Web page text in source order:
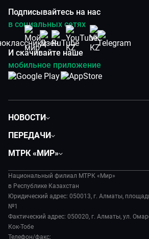
Подписывайтесь на нас
в социальных сетях
И скачивайте наше
мобильное приложение
НОВОСТИ
Экономика
Происшествия
Наука и технологии
Здоровье и медицина
Спорт
Авто
ПЕРЕДАЧИ
Вместе выгодно
Евразия. Культурно
Евразия. Регионы
Наши иностранцы
Пять причин поехать в...
МТРК «МИР»
История
Руководство
Лица мира
Пресса о нас
Национальный филиал МТРК «Мир»
в Республике Казахстан
Юридический адрес: 050013, г. Алматы,
№1
Фактический адрес: 050020, г. Алматы, ул.
Кок-Тобе
Телефон/факс: